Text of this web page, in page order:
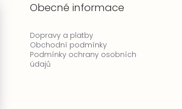
Obecné informace
Dopravy a platby
Obchodní podmínky
Podmínky ochrany osobních
údajů